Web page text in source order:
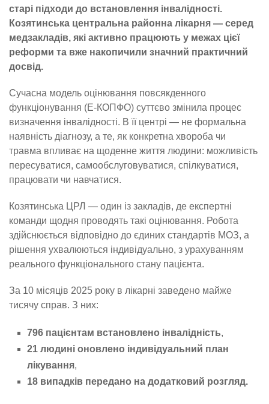
старі підходи до встановлення інвалідності.
Козятинська центральна районна лікарня — серед
медзакладів, які активно працюють у межах цієї
реформи та вже накопичили значний практичний
досвід.
Сучасна модель оцінювання повсякденного
функціонування (Е-КОПФО) суттєво змінила процес
визначення інвалідності. В її центрі — не формальна
наявність діагнозу, а те, як конкретна хвороба чи
травма впливає на щоденне життя людини: можливість
пересуватися, самообслуговуватися, спілкуватися,
працювати чи навчатися.
Козятинська ЦРЛ — один із закладів, де експертні
команди щодня проводять такі оцінювання. Робота
здійснюється відповідно до єдиних стандартів МОЗ, а
рішення ухвалюються індивідуально, з урахуванням
реального функціонального стану пацієнта.
За 10 місяців 2025 року в лікарні заведено майже
тисячу справ. З них:
796 пацієнтам встановлено інвалідність,
21 людині оновлено індивідуальний план
лікування,
18 випадків передано на додатковий розгляд.